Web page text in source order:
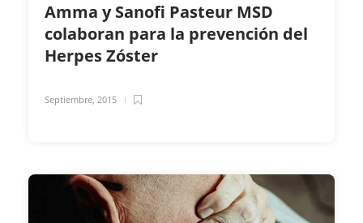
Amma y Sanofi Pasteur MSD
colaboran para la prevención del
Herpes Zóster
Septiembre, 2015